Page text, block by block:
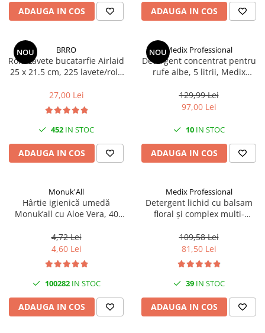
Sfoara si franghii
prindere
Mufe si conectori irigare
Pavaje si borduri
Programatoare stropire
Termometre Meteo
Unelte gradinarit
Pentru toaleta si wc
Solutii pentru suprafetele din lemn
Solutii specializate
Solutii profesionale pentru
Solutii professionale pentru
ADAUGA IN COS ADAUGA IN COS
NOU BRRO
Rola Lavete bucatarfie Airlaid
25 x 21.5 cm, 225 lavete/rola
27,00 Lei
452 IN STOC
ADAUGA IN COS
NOUMedix Professional
Detergent concentrat pentru
rufe albe, 5 litrii, Medix
129,99 Lei
97,00 Lei
10IN STOC
ADAUGA IN COS
Monuk'All
Hârtie igienică umedă
Monuk’all cu Aloe Vera, 40
alcool
4,72 Lei
4,60 Lei
100282IN STOC
ADAUGA IN COS
Medix Professional
Detergent lichid cu balsam
floral și complex multi-
Professional
109,58 Lei
81,50 Lei
39IN STOC
ADAUGA IN COS